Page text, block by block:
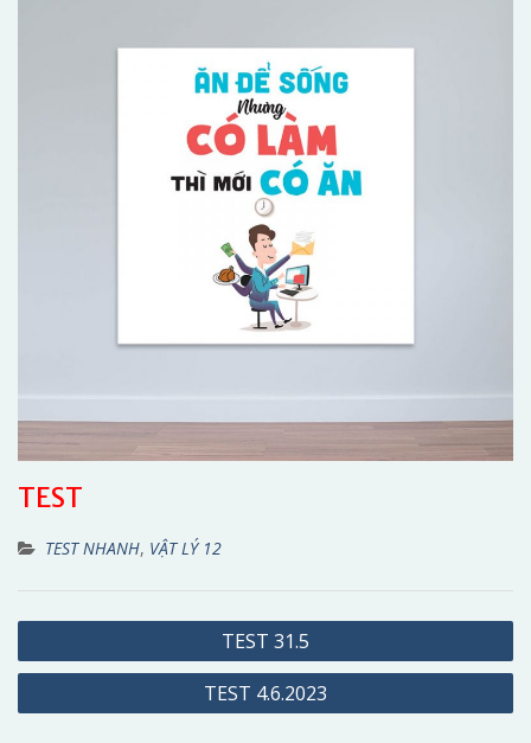
TEST
TEST NHANH, VẬT LÝ 12
Điều
hướng
TEST 31.5
TEST 4.6.2023